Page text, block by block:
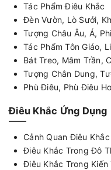
Tác Phẩm Điêu Khắc
Đèn Vườn, Lò Sưởi,
Tượng Châu Âu, Á,
Tác Phẩm Tôn Giáo,
Bát Treo, Mâm Trần,
Tượng Chân Dung,
Phù Điêu, Phù Điêu
Điêu Khắc Ứng Dụng
Cảnh Quan Điêu Khắc
Điêu Khắc Trong Đô
Điêu Khắc Trong Kiến